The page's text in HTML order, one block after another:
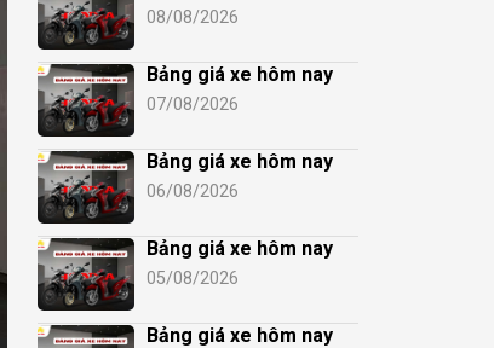
08/08/2026
Bảng giá xe hôm nay
07/08/2026
Bảng giá xe hôm nay
06/08/2026
Bảng giá xe hôm nay
05/08/2026
Bảng giá xe hôm nay